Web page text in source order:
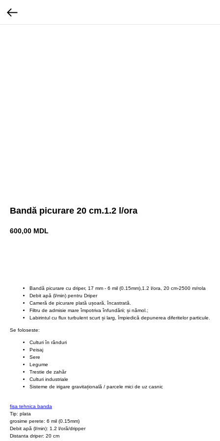
Bandă picurare 20 cm.1.2 l/ora
600,00 MDL
Bandă picurare cu driper, 17 mm - 6 mil (0.15mm),1.2 l/ora, 20 cm-2500 m/rola
Debit apă (l/min) pentru Driper
Cameră de picurare plată ușoară, încastrată.
Filtru de admisie mare împotriva înfundării; și nămol.;
Labirintul cu flux turbulent scurt și larg, împiedică depunerea diferitelor particule.
Se foloseste:
Culturi în rânduri
Peisaj
Sere
Legume
Trestie de zahăr
Culturi industriale
Sisteme de irigare gravitațională / parcele mici de uz casnic
fisa tehnica banda
Tip: plata
grosime perete: 6 mil (0.15mm)
Debit apă (l/min): 1.2 l/oră/dripper
Distanta driper: 20 cm